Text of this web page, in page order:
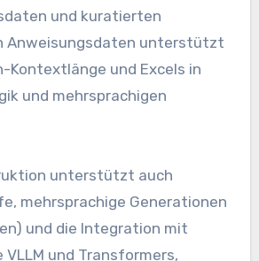
und kuratierten
Anweisungsdaten unterstützt
Kontextlänge und Excels in
und mehrsprachigen
unterstützt auch
mehrsprachige Generationen
und die Integration mit
VLLM und Transformers,